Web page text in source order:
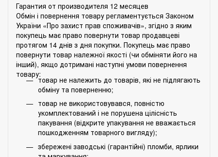
Гарантия от производителя 12 месяцев
Обмін і повернення товару регламентується Законом
України «Про захист прав споживачів», згідно з яким
покупець має право повернути товар продавцеві
протягом 14 днів з дня покупки. Покупець має право
повернути товар належної якості (чи обміняти його на
інший), якщо дотримані наступні умови повернення
товару:
товар не належить до товарів, які не підлягають
обміну та поверненню;
товар не використовувався, повністю
укомплектований і не порушена цілісність
пакування (відкрите упакування не вважається
пошкодженням товарного вигляду);
збережені заводські (гарантійні) пломби, ярлики